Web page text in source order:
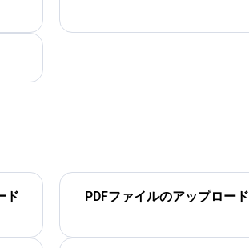
ド PDFファイルのアップロード